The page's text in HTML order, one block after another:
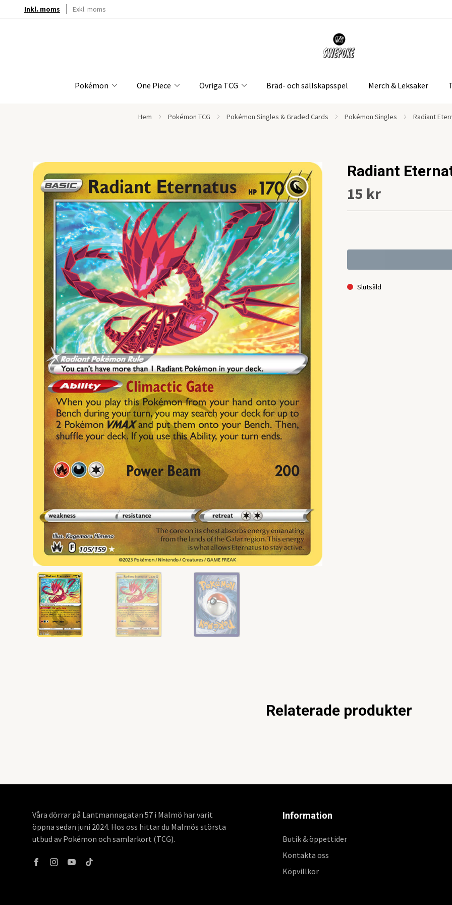
Inkl. moms Exkl. moms
Pokémon One Piece Övriga TCG Bräd- och sällskapsspel Merch & Leksaker
Hem Pokémon TCG Pokémon Singles & Graded Cards Pokémon Singles Radiant
Radiant
15 kr
Slutsåld
Relaterade produkter
Våra dörrar på Lantmannagatan 57 i Malmö har varit
öppna sedan juni 2024. Hos oss hittar du Malmös största
utbud av Pokémon och samlarkort (TCG).
Information
Butik & öppettider
Kontakta oss
Köpvillkor